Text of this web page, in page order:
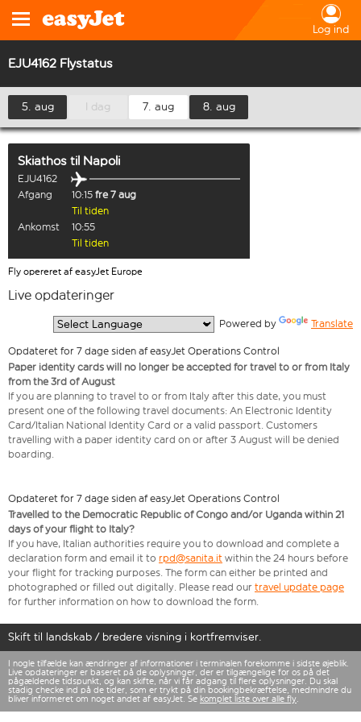
Log ind
EJU4162 Flystatus
5. aug I dag 7. aug 8. aug
Skiathos til Napoli
EJU4162
Afgang
10:15 fre 7 aug
Til tiden
Ankomst
10:55
Til tiden
Fly opereret af easyJet Europe
Live opdateringer
Powered by Translate
Opdateret for 7 dage siden af easyJet Operations Control
Paper identity cards will no longer be accepted for travel to or from Italy
from the 3rd of August
If you are planning to travel to or from Italy after this date, you must
present one of the following travel documents: An Electronic Identity
Card/Italian National Identity Card or a valid passport. Customers
travelling with a paper identity card on or after 3 August will be denied
boarding.
Opdateret for 7 dage siden af easyJet Operations Control
Travelled to the Democratic Republic of Congo and/or Uganda within 21
days of your flight to Italy?
If you have, Italian authorities require you to download and complete a
declaration form and email it to rpd@sanita.it within the 24 hours before
your flight for tracking purposes. The form can either be printed and
photographed or filled out digitally. Please read our travel update page
for further information on how to download the form.
Skift til landskab / bredere visning i kortfremviser.
I nogle tilfælde kan ændringer af informationer i terminalen forekomme i sidste øjeblik.
Live opdateringer er baseret på de oplysninger, der er tilgængelige for os på det
pågældende tidspunkt, og kan skifte, når vi får adgang til flere oplysninger. Du skal
stadig checke ind på de tider, som er trykt på din bookingbekræftelse, medmindre du
bliver informeret om noget andet af easyJet. Se komplet liste over alle fly.